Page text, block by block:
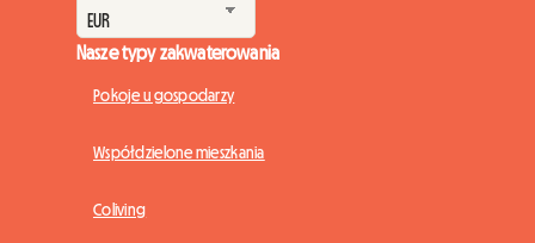
Nasze typy zakwaterowania
Pokoje u gospodarzy
Współdzielone mieszkania
Coliving